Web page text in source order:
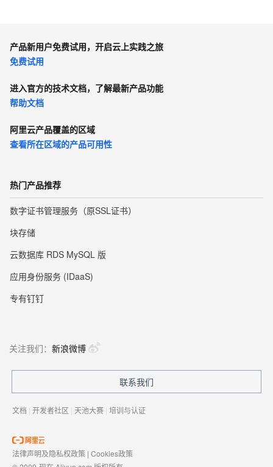
产品新用户免费试用，开启云上实践之旅
免费试用
进入官方的技术文档，了解最新产品功能
帮助文档
阿里云产品覆盖的区域
查看所在区域的产品可用性
热门产品推荐
数字证书管理服务（原SSL证书）
块存储
云数据库 RDS MySQL 版
应用身份服务 (IDaaS)
专有钉钉
关注我们： 新浪微博
联系我们
文档 | 开发者社区 | 天池大赛 | 培训与认证
法律声明及隐私权政策 | Cookies政策